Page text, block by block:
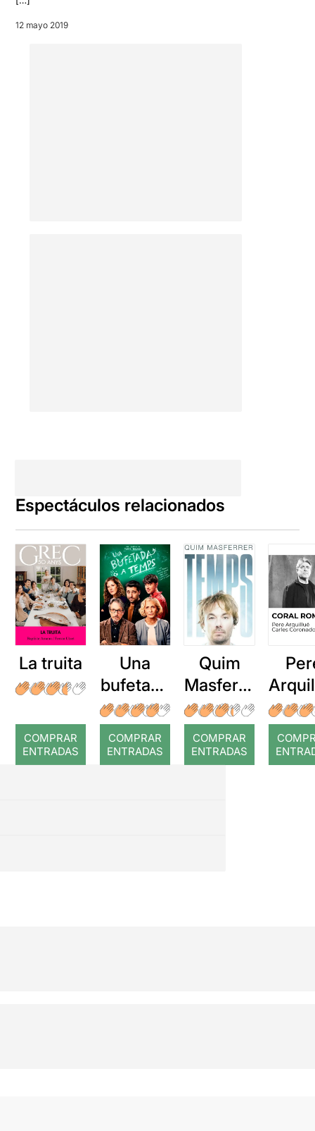
12 mayo 2019
Espectáculos relacionados
La truita
COMPRAR
ENTRADAS
Una
bufetada
a temps
COMPRAR
ENTRADAS
Quim
Masferre
r: Temps
COMPRAR
ENTRADAS
: